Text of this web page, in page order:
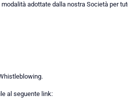
adottate dalla nostra Società per
al seguente link: